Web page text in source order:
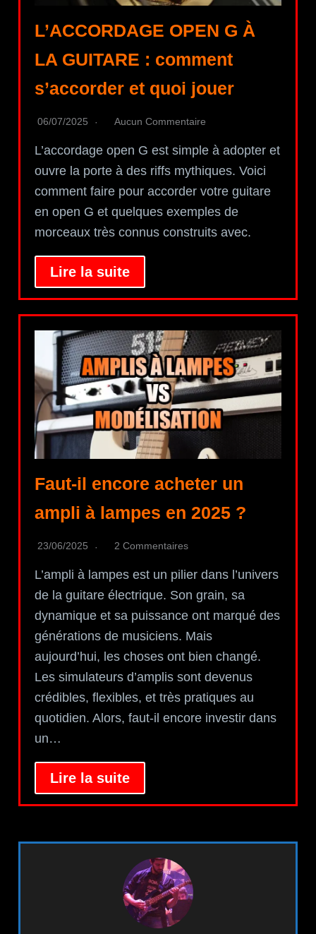
L’ACCORDAGE OPEN G À
LA GUITARE : comment
s’accorder et quoi jouer
06/07/2025 Aucun Commentaire
L’accordage open G est simple à adopter et
ouvre la porte à des riffs mythiques. Voici
comment faire pour accorder votre guitare
en open G et quelques exemples de
morceaux très connus construits avec.
Lire la suite
Faut-il encore acheter un
ampli à lampes en 2025 ?
23/06/2025 2 Commentaires
L’ampli à lampes est un pilier dans l’univers
de la guitare électrique. Son grain, sa
dynamique et sa puissance ont marqué des
générations de musiciens. Mais
aujourd’hui, les choses ont bien changé.
Les simulateurs d’amplis sont devenus
crédibles, flexibles, et très pratiques au
quotidien. Alors, faut-il encore investir dans
un…
Lire la suite